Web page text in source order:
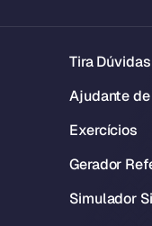
Tira
Ajudante
Exercícios
Gerador
Simulador